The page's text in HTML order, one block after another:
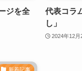
ジを全
代表コラ
し」
2024年12月
新着記事